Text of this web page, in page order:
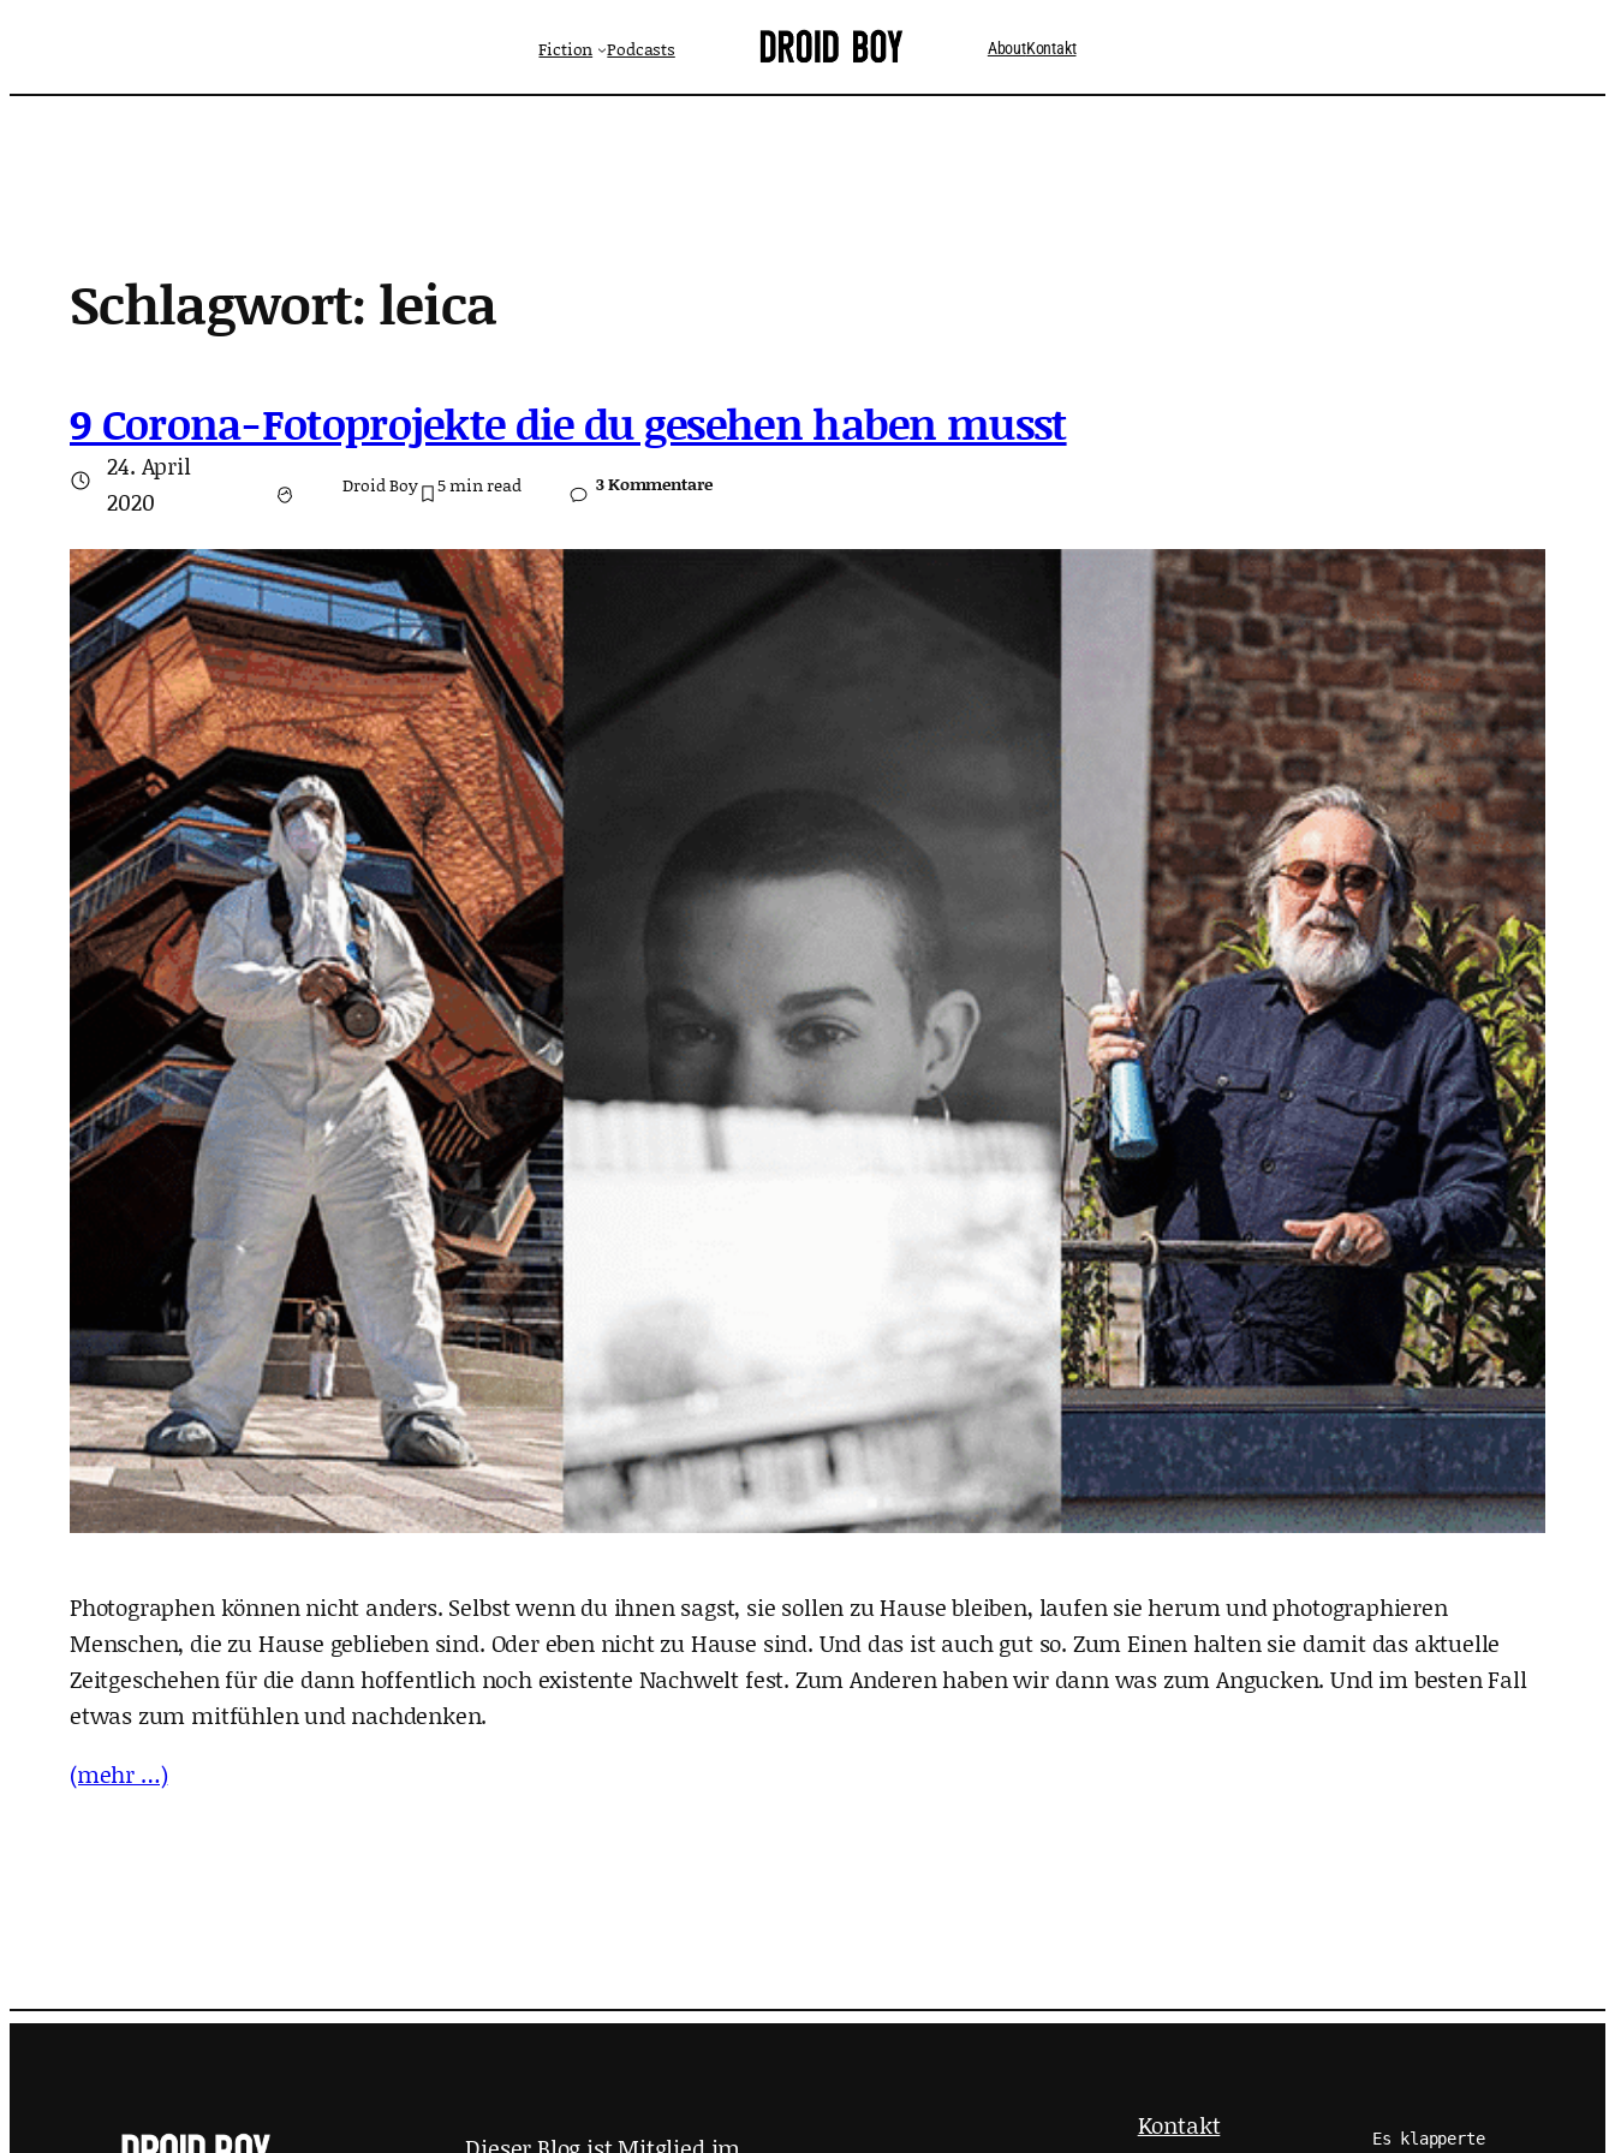
springen
Fiction Podcasts AboutKontakt
Schlagwort: leica
9 Corona-Fotoprojekte die du gesehen haben musst
24. April
2020
Droid Boy 5min read 3 Kommentare
Photographen können nicht anders. Selbst wenn du ihnen sagst, sie sollen zu Hause bleiben, laufen sie herum und photographieren
Menschen, die zu Hause geblieben sind. Oder eben nicht zu Hause sind. Und das ist auch gut so. Zum Einen halten sie damit das aktuelle
Zeitgeschehen für die dann hoffentlich noch existente Nachwelt fest. Zum Anderen haben wir dann was zum Angucken. Und im besten Fall
etwas zum mitfühlen und nachdenken.
(mehr …)
Kontakt
Es klapperte